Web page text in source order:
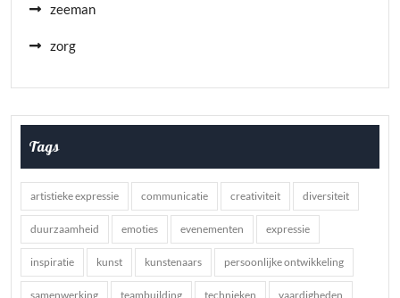
zeeman
zorg
Tags
artistieke expressie communicatie creativiteit diversiteit
duurzaamheid emoties evenementen expressie
inspiratie kunst kunstenaars persoonlijke ontwikkeling
samenwerking teambuilding technieken vaardigheden